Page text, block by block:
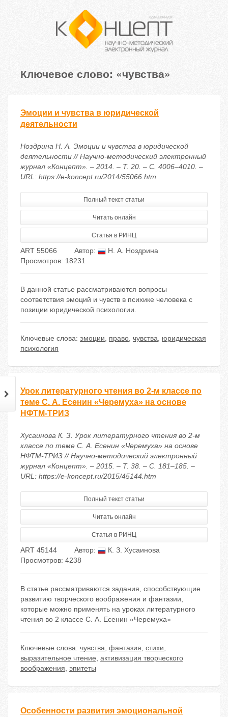
Ключевое слово: «чувства»
Эмоции и чувства в юридической
деятельности
Ноздрина Н. А. Эмоции и чувства в юридической
деятельности // Научно-методический электронный
журнал «Концепт». – 2014. – Т. 20. – С. 4006–4010. –
URL: https://e-koncept.ru/2014/55066.htm
Полный текст статьи
Читать онлайн
Статья в РИНЦ
ART 55066 Автор:
Н. А. Ноздрина
Просмотров: 18231
В данной статье рассматриваются вопросы
соответствия эмоций и чувств в психике человека с
позиции юридической психологии.
Ключевые слова: эмоции, право, чувства, юридическая
психология
Урок литературного чтения во 2-м классе по
теме С. А. Есенин «Черемуха» на основе
НФТМ-ТРИЗ
Хусаинова К. З. Урок литературного чтения во 2-м
классе по теме С. А. Есенин «Черемуха» на основе
НФТМ-ТРИЗ // Научно-методический электронный
журнал «Концепт». – 2015. – Т. 38. – С. 181–185. –
URL: https://e-koncept.ru/2015/45144.htm
Полный текст статьи
Читать онлайн
Статья в РИНЦ
ART 45144 Автор:
К. З. Хусаинова
Просмотров: 4238
В статье рассматриваются задания, способствующие
развитию творческого воображения и фантазии,
которые можно применять на уроках литературного
чтения во 2 классе С. А. Есенин «Черемуха»
Ключевые слова: чувства, фантазия, стихи,
выразительное чтение, активизация творческого
воображения, эпитеты
Особенности развития эмоциональной